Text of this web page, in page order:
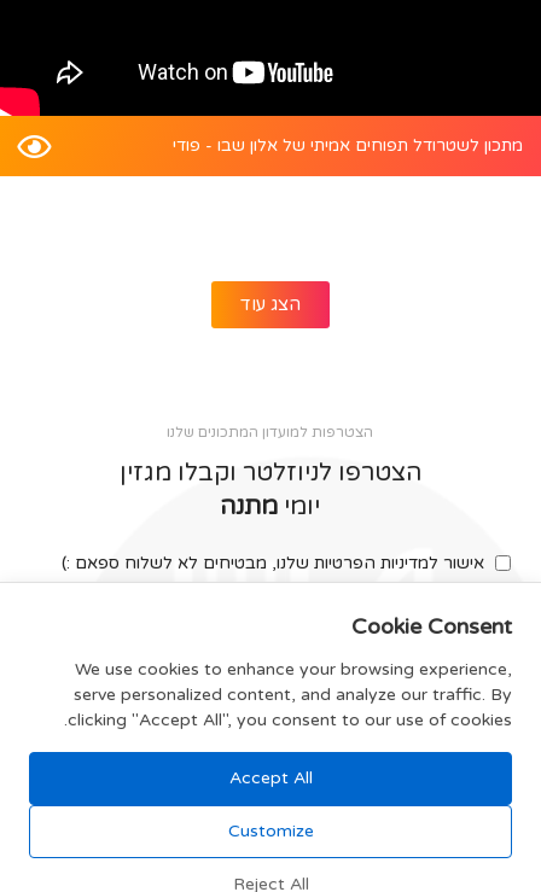
מתכון לשטרודל תפוחים אמיתי של אלון שבו - פודי
הצג עוד
הצטרפות למועדון המתכונים שלנו
הצטרפו לניוזלטר וקבלו מגזין
יומי מתנה
אישור למדיניות הפרטיות שלנו, מבטיחים לא לשלוח ספאם :)
צרפו אותי
תקנון האתר
Cookie Consent
We use cookies to enhance your browsing experience,
serve personalized content, and analyze our traffic. By
clicking "Accept All", you consent to our use of cookies.
Accept All
Customize
Reject All